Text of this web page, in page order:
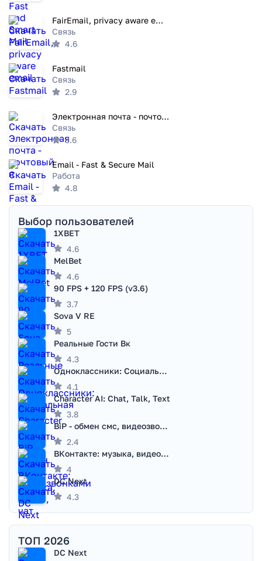
FairEmail, privacy aware email
Связь
4.6
Fastmail
Связь
2.9
Электронная почта - почтовый я
Связь
3.6
Email - Fast & Secure Mail
Работа
4.8
Выбор пользователей
1XBET
4.6
MelBet
4.6
90 FPS + 120 FPS (v3.6)
3.7
Sova V RE
5
Реальные Гости Вк
4.3
Одноклассники: Социальная сеть
4.1
Character AI: Chat, Talk, Text
3.8
BiP - обмен смс, видеозвонками
2.4
ВКонтакте: музыка, видео, чат
4
DC Next
4.3
ТОП 2026
DC Next